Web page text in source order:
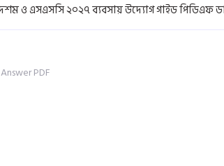
২০২৭ ব্যবসায় উদ্যোগ গাইড পিডিএফ
PDF